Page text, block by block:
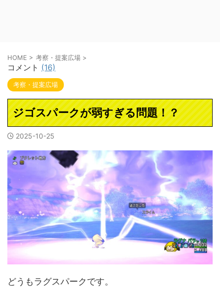
HOME > 考察・提案広場 >
コメント (16)
考察・提案広場
ジゴスパークが弱すぎる問題！？
2025-10-25
どうもラグスパークです。